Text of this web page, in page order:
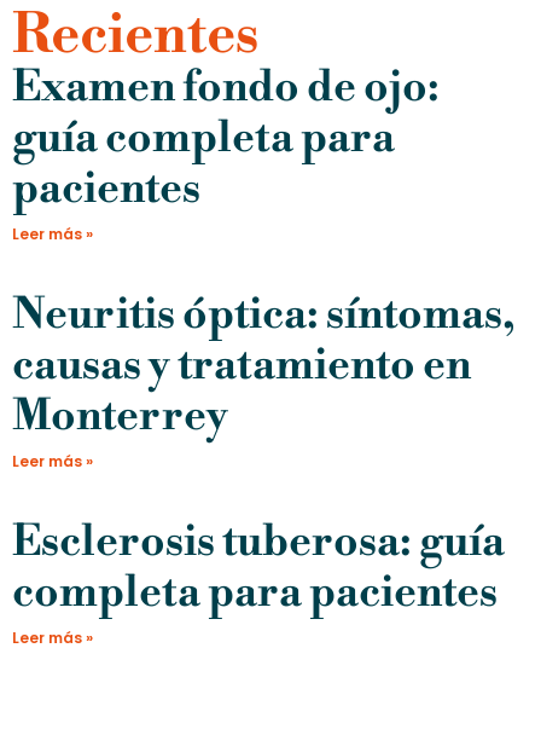
Recientes
Examen fondo de ojo:
guía completa para
pacientes
Leer más »
Neuritis óptica: síntomas,
causas y tratamiento en
Monterrey
Leer más »
Esclerosis tuberosa: guía
completa para pacientes
Leer más »